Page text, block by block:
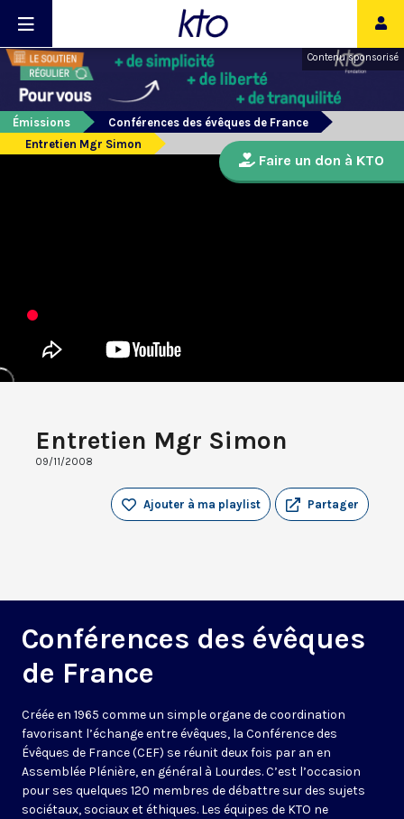
Contenu sponsorisé
Émissions
Conférences des évêques de France
Entretien Mgr Simon
Entretien Mgr Simon
09/11/2008
Partager
Ajouter à ma playlist
Conférences des évêques
de France
Créée en 1965 comme un simple organe de coordination
favorisant l’échange entre évêques, la Conférence des
Évêques de France (CEF) se réunit deux fois par an en
Assemblée Plénière, en général à Lourdes. C’est l’occasion
pour ses quelques 120 membres de débattre sur des sujets
sociétaux, sociaux et éthiques. Les équipes de KTO ne
Faire un don à KTO